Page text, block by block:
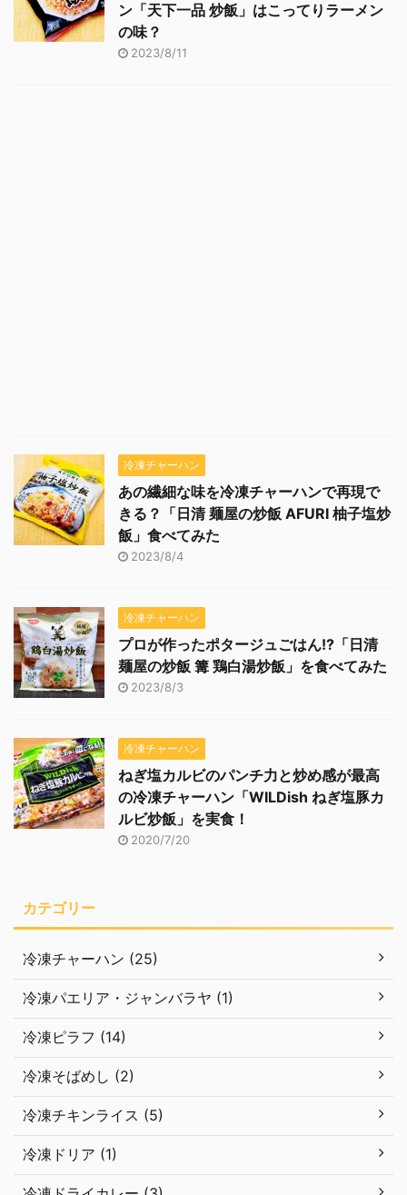
ン「天下一品 炒飯」はこってりラーメン
の味？
2023/8/11
冷凍チャーハン
あの繊細な味を冷凍チャーハンで再現で
きる？「日清 麺屋の炒飯 AFURI 柚子塩炒
飯」食べてみた
2023/8/4
冷凍チャーハン
プロが作ったポタージュごはん!?「日清
麺屋の炒飯 篝 鶏白湯炒飯」を食べてみた
2023/8/3
冷凍チャーハン
ねぎ塩カルビのパンチ力と炒め感が最高
の冷凍チャーハン「WILDish ねぎ塩豚カ
ルビ炒飯」を実食！
2020/7/20
カテゴリー
冷凍チャーハン (25)
冷凍パエリア・ジャンバラヤ (1)
冷凍ピラフ (14)
冷凍そばめし (2)
冷凍チキンライス (5)
冷凍ドリア (1)